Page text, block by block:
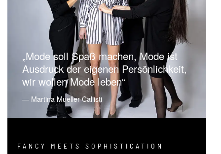
„Mode soll Spaß machen, Mode ist
Ausdruck der eigenen Persönlichkeit,
wir wollen Mode leben“
― Martina Mueller Callisti
FANCY MEETS SOPHISTICATION